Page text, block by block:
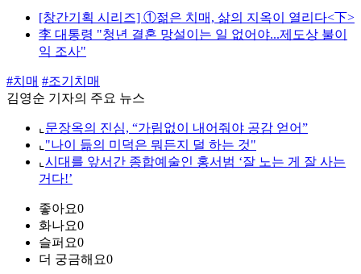
[창간기획 시리즈] ①젊은 치매, 삶의 지옥이 열리다<下>
李 대통령 "청년 결혼 망설이는 일 없어야...제도상 불이
익 조사"
#치매 #조기치매
김영순 기자의 주요 뉴스
⌞ 문장옥의 진심, “가림없이 내어줘야 공감 얻어”
⌞ "나이 듦의 미덕은 뭐든지 덜 하는 것"
⌞ 시대를 앞서간 종합예술인 홍서범 ‘잘 노는 게 잘 사는
거다!’
좋아요0
화나요0
슬퍼요0
더 궁금해요0